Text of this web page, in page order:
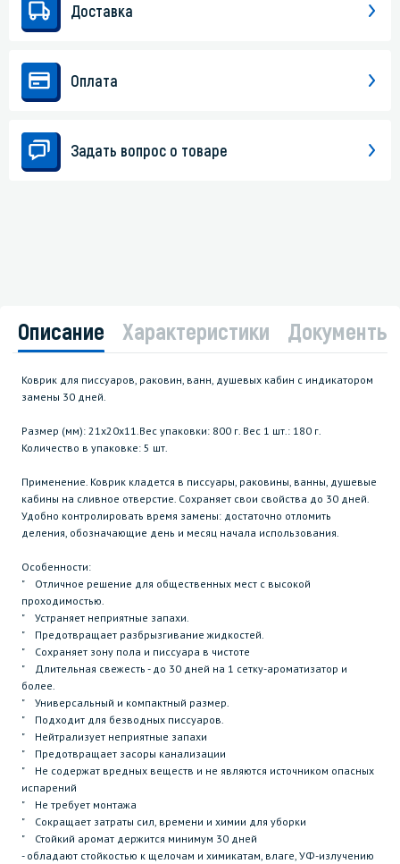
Доставка
Оплата
Задать вопрос о товаре
Описание Характеристики Документы
Коврик для писсуаров, раковин, ванн, душевых кабин с индикатором
замены 30 дней.
Размер (мм): 21х20х11.Вес упаковки: 800 г. Вес 1 шт.: 180 г.
Количество в упаковке: 5 шт.
Применение. Коврик кладется в писсуары, раковины, ванны, душевые
кабины на сливное отверстие. Сохраняет свои свойства до 30 дней.
Удобно контролировать время замены: достаточно отломить
деления, обозначающие день и месяц начала использования.
Особенности:
" Отличное решение для общественных мест с высокой
проходимостью.
" Устраняет неприятные запахи.
" Предотвращает разбрызгивание жидкостей.
" Сохраняет зону пола и писсуара в чистоте
" Длительная свежесть - до 30 дней на 1 сетку-ароматизатор и
более.
" Универсальный и компактный размер.
" Подходит для безводных писсуаров.
" Нейтрализует неприятные запахи
" Предотвращает засоры канализации
" Не содержат вредных веществ и не являются источником опасных
испарений
" Не требует монтажа
" Сокращает затраты сил, времени и химии для уборки
" Стойкий аромат держится минимум 30 дней
- обладают стойкостью к щелочам и химикатам, влаге, УФ-излучению